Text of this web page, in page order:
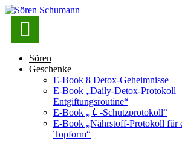

Sören
Geschenke
E-Book 8 Detox-Geheimnisse
E-Book „Daily-Detox-Protokoll
Entgiftungsroutine“
E-Book „💉-Schutzprotokoll“
E-Book „Nährstoff-Protokoll für
Topform“